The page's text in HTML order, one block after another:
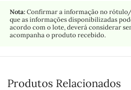
Nota:Confirmar a informação no
que as informações disponibilizadas
acordo com o lote, deverá considerar
acompanha o produto recebido.
Produtos Relacionados